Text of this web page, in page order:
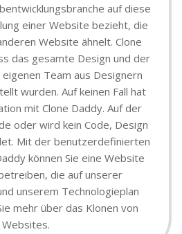
auf diese
einer Website bezieht, die
Website ähnelt. Clone
das gesamte Design und der
Team aus Designern
wurden. Auf keinen Fall hat
mit Clone Daddy. Auf der
oder wird kein Code, Design
Mit der benutzerdefinierten
können Sie eine Website
die auf unserer
unserem Technologieplan
mehr über das Klonen von
Websites.